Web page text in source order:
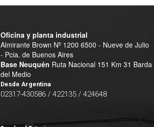
Oficina y planta industrial
Almirante Brown Nº 1200 6500 - Nueve de Julio
- Pcia. de Buenos Aires
Base Neuquén Ruta Nacional 151 Km 31 Barda
del Medio
Desde Argentina
02317-430586 / 422135 / 424648